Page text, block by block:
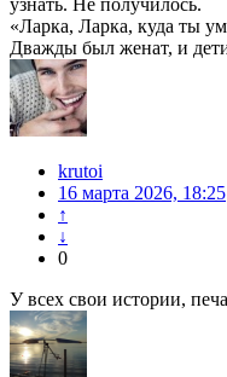
узнать. Не получилось.
«Ларка, Ларка, куда ты
Дважды был женат, и дети
krutoi
16 марта 2026, 18:25
↑
↓
0
У всех свои истории,